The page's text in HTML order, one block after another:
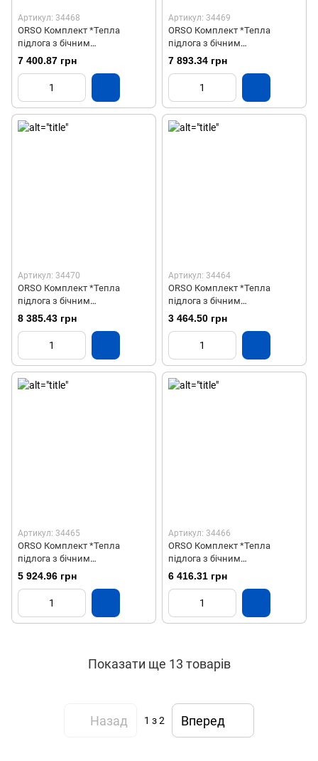
Артикул: 34468
ORSO Комплект *Тепла
підлога з бічним
підключенням НЕРЖ 10
7 400.87 грн
Артикул: 34469
ORSO Комплект *Тепла
підлога з бічним
підключенням НЕРЖ 11
7 893.34 грн
Артикул: 34470
ORSO Комплект *Тепла
підлога з бічним
підключенням НЕРЖ 12
8 385.43 грн
Артикул: 34464
ORSO Комплект *Тепла
підлога з бічним
підключенням НЕРЖ 2
3 464.50 грн
Артикул: 34465
ORSO Комплект *Тепла
підлога з бічним
підключенням НЕРЖ 7
5 924.96 грн
Артикул: 34466
ORSO Комплект *Тепла
підлога з бічним
підключенням НЕРЖ 8
6 416.31 грн
Показати ще 13 товарів
Назад 1 з 2 Вперед